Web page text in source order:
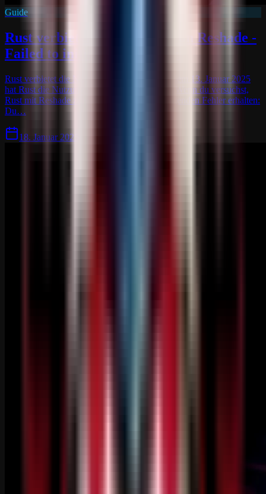
Guide
Rust verbietet die Nutzung von Reshade -
Failed to initialize - Reshade
Rust verbietet die Nutzung von Reshade Ab dem 13. Januar 2025
hat Rust die Nutzung von Reshade verboten. Wenn du versuchst,
Rust mit Reshade zu starten, wirst du den folgenden Fehler erhalten:
Du…
18. Januar 2025